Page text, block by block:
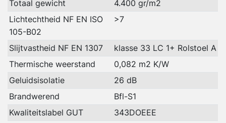
Totaal gewicht
4.400 gr/m2
Lichtechtheid NF EN ISO
105-B02
>7
Slijtvastheid NF EN 1307
klasse 33 LC 1+ Rolstoel A
Thermische weerstand
0,082 m2 K/W
Geluidsisolatie
26 dB
Brandwerend
Bfl-S1
Kwaliteitslabel GUT
343DOEEE